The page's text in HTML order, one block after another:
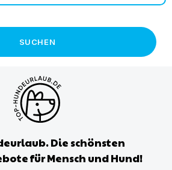
SUCHEN
Die schönsten
für Mensch und Hund!